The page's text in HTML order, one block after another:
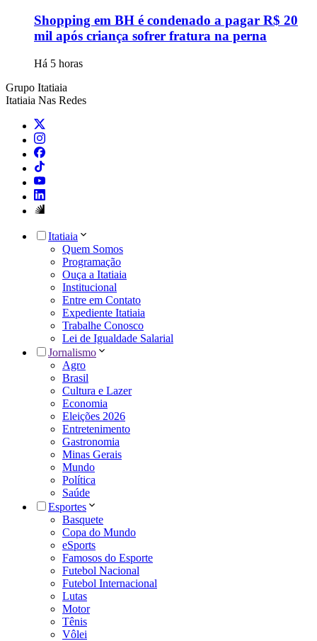
Shopping em BH é condenado a pagar R$ 20
mil após criança sofrer fratura na perna
Há 5 horas
Grupo Itatiaia
Itatiaia Nas Redes
Itatiaia
Quem Somos
Programação
Ouça a Itatiaia
Institucional
Entre em Contato
Expediente Itatiaia
Trabalhe Conosco
Lei de Igualdade Salarial
Jornalismo
Agro
Brasil
Cultura e Lazer
Economia
Eleições 2026
Entretenimento
Gastronomia
Minas Gerais
Mundo
Política
Saúde
Esportes
Basquete
Copa do Mundo
eSports
Famosos do Esporte
Futebol Nacional
Futebol Internacional
Lutas
Motor
Tênis
Vôlei